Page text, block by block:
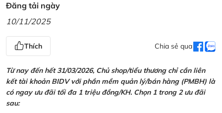
Đăng tải ngày
10/11/2025
Thích Chia sẻ qua
Từ nay đến hết 31/03/2026, Chủ shop/tiểu thương chỉ cần liên
kết tài khoản BIDV với phần mềm quản lý/bán hàng (PMBH) là
có ngay ưu đãi tối đa 1 triệu đồng/KH. Chọn 1 trong 2 ưu đãi
sau: